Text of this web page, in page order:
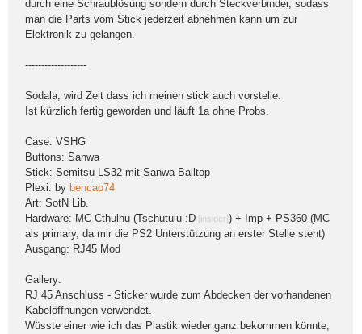
durch eine Schraublösung sondern durch Steckverbinder, sodass
man die Parts vom Stick jederzeit abnehmen kann um zur
Elektronik zu gelangen.
-------------------
Sodala, wird Zeit dass ich meinen stick auch vorstelle.
Ist kürzlich fertig geworden und läuft 1a ohne Probs.
Case: VSHG
Buttons: Sanwa
Stick: Semitsu LS32 mit Sanwa Balltop
Plexi: by bencao74
Art: SotN Lib.
Hardware: MC Cthulhu (Tschutulu :D [insider]) + Imp + PS360 (MC
als primary, da mir die PS2 Unterstützung an erster Stelle steht)
Ausgang: RJ45 Mod
Gallery:
RJ 45 Anschluss - Sticker wurde zum Abdecken der vorhandenen
Kabelöffnungen verwendet.
Wüsste einer wie ich das Plastik wieder ganz bekommen könnte,